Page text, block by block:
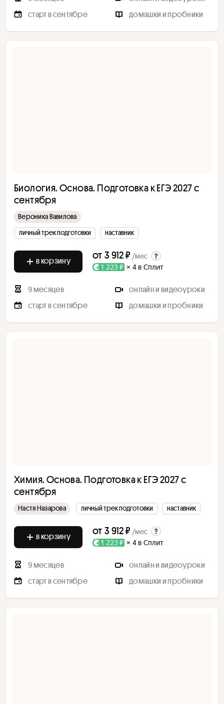
старт в сентябре
домашки и пробники
Биология. Основа. Подготовка к ЕГЭ 2027 с
сентября
Вероника Вавилова
личный трек подготовки
наставник
в корзину от 3 912 ₽ /мес
1 223 ₽ × 4 в Сплит
9 месяцев
онлайн и видеоуроки
старт в сентябре
домашки и пробники
Химия. Основа. Подготовка к ЕГЭ 2027 с
сентября
Настя Назарова личный трек подготовки наставник
в корзину от 3 912 ₽ /мес
1 223 ₽ × 4 в Сплит
9 месяцев
онлайн и видеоуроки
старт в сентябре
домашки и пробники